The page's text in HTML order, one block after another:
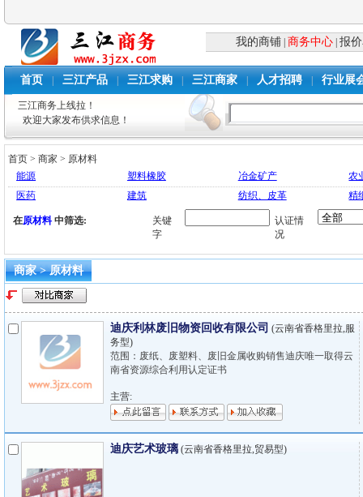
我的商铺 商务中心 |报
首页 三江产品 三江求购 三江商家 人才招聘 行业展
三江商务上线拉！
欢迎大家发布供求信息！
首页 >商家 > 原材料
能源
塑料橡胶 冶金矿产
农
医药
建筑 纺织、皮革 精
在原材料中筛选:
关键
字
认证情
况
商家 > 原材料
迪庆利林废旧物资回收有限公司 (云南省香格里拉,服
务型)
范围：废纸、废塑料、废旧金属收购销售迪庆唯一取得云
南省资源综合利用认定证书
主营:
迪庆艺术玻璃 (云南省香格里拉,贸易型)